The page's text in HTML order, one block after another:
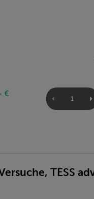
€
TESS